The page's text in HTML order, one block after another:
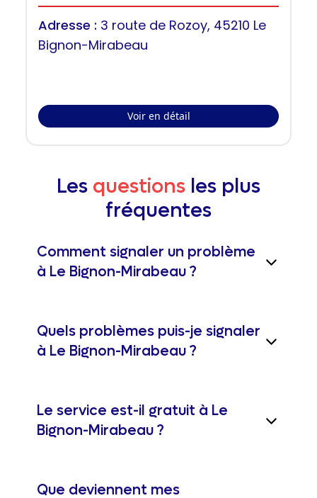
Adresse : 3 route de Rozoy, 45210 Le
Bignon-Mirabeau
Voir en détail
Les questions les plus
fréquentes
Comment signaler un problème
à Le Bignon-Mirabeau ?
Quels problèmes puis-je signaler
à Le Bignon-Mirabeau ?
Le service est-il gratuit à Le
Bignon-Mirabeau ?
Que deviennent mes